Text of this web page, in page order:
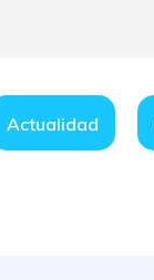
Actualidad